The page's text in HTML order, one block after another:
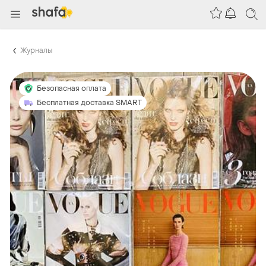
Журналы
Безопасная оплата
Бесплатная доставка SMART